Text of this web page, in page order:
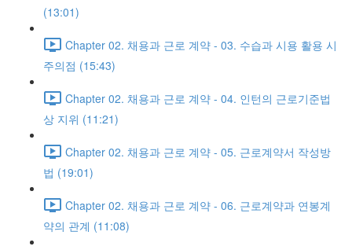
(13:01)
Chapter 02. 채용과 근로 계약 - 03. 수습과 시용 활용 시
주의점 (15:43)
Chapter 02. 채용과 근로 계약 - 04. 인턴의 근로기준법
상 지위 (11:21)
Chapter 02. 채용과 근로 계약 - 05. 근로계약서 작성방
법 (19:01)
Chapter 02. 채용과 근로 계약 - 06. 근로계약과 연봉계
약의 관계 (11:08)